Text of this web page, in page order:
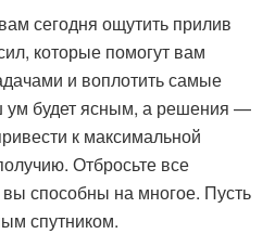
сегодня ощутить прилив
которые помогут вам
и воплотить самые
ум будет ясным, а решения —
к максимальной
Отбросьте все
способны на многое. Пусть
спутником.